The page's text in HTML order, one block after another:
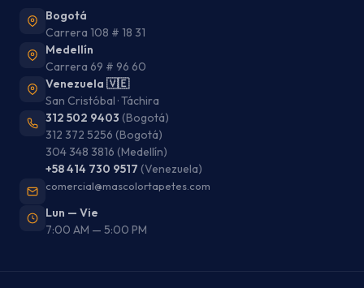
Bogotá
Carrera 108 # 18 31
Medellín
Carrera 69 # 96 60
Venezuela 🇻🇪
San Cristóbal · Táchira
312 502 9403 (Bogotá)
312 372 5256 (Bogotá)
304 348 3816 (Medellín)
+58 414 730 9517 (Venezuela)
comercial@mascolortapetes.com
Lun — Vie
7:00 AM — 5:00 PM